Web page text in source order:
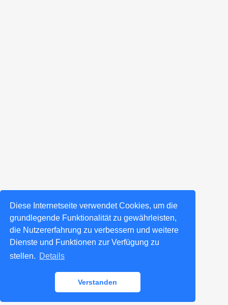
Diese Internetseite verwendet Cookies, um die
grundlegende Funktionalität zu gewährleisten,
die Nutzererfahrung zu verbessern und weitere
Dienste und Funktionen zur Verfügung zu
stellen. Details
Verstanden